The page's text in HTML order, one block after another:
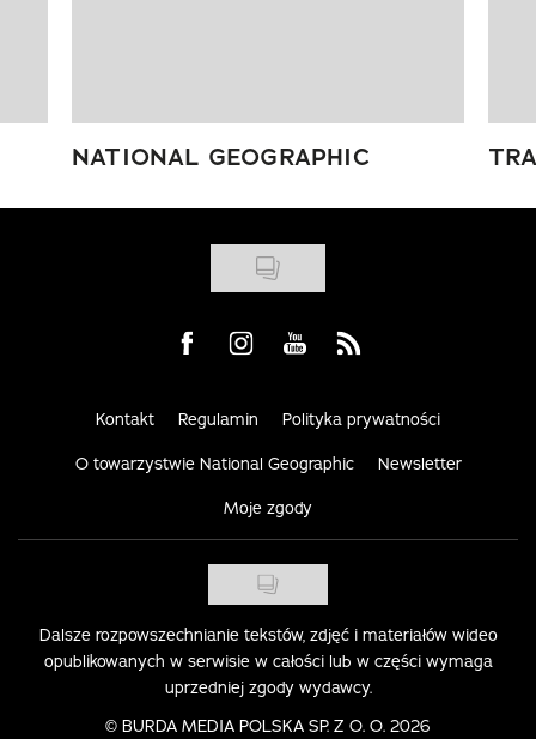
NATIONAL GEOGRAPHIC
Visit us on Facebook
Visit us on Instagram
Visit us on Youtube
Visit us on Rss
Kontakt Regulamin Polityka prywatności
O towarzystwie National Geographic Newsletter
Moje zgody
Dalsze rozpowszechnianie tekstów, zdjęć i materiałów wideo
opublikowanych w serwisie w całości lub w części wymaga
uprzedniej zgody wydawcy.
© BURDA MEDIA POLSKA SP. Z O. O. 2026